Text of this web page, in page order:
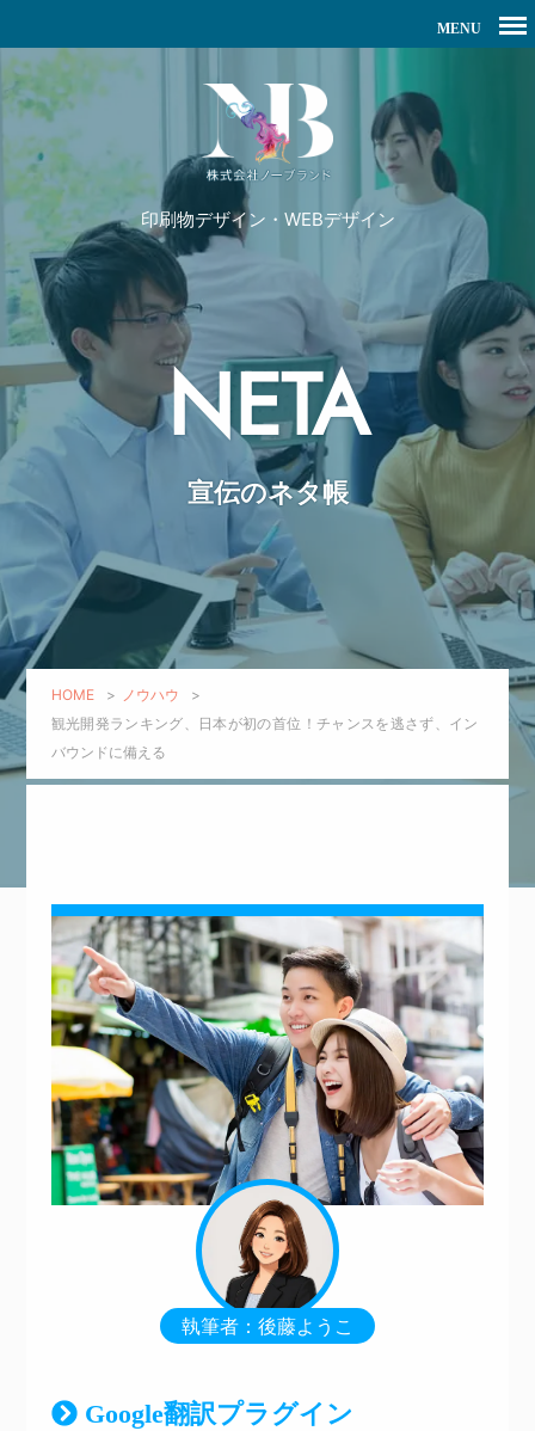
印刷物デザイン・WEBデザイン
NETA
宣伝のネタ帳
HOME > ノウハウ
>
観光開発ランキング、日本が初の首位！チャンスを逃さず、イン
バウンドに備える
執筆者：後藤ようこ
Google翻訳プラグイン